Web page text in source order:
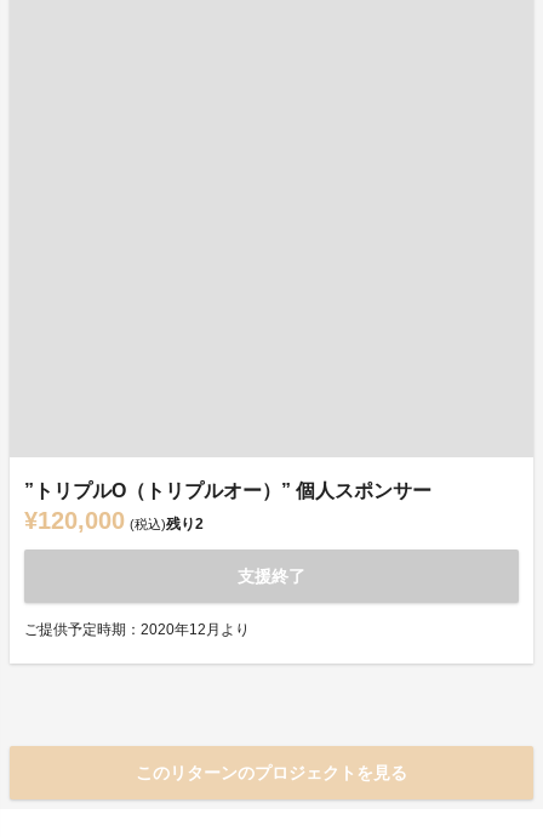
”トリプルO（トリプルオー）” 個人スポンサー
¥120,000 (税込)残り2
支援終了
ご提供予定時期：2020年12月より
このリターンのプロジェクトを見る